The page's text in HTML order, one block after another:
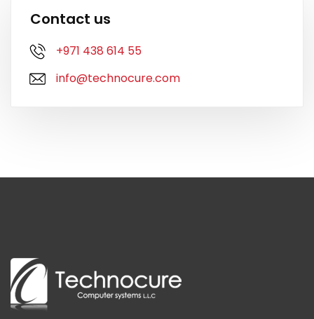
Contact us
+971 438 614 55
info@technocure.com